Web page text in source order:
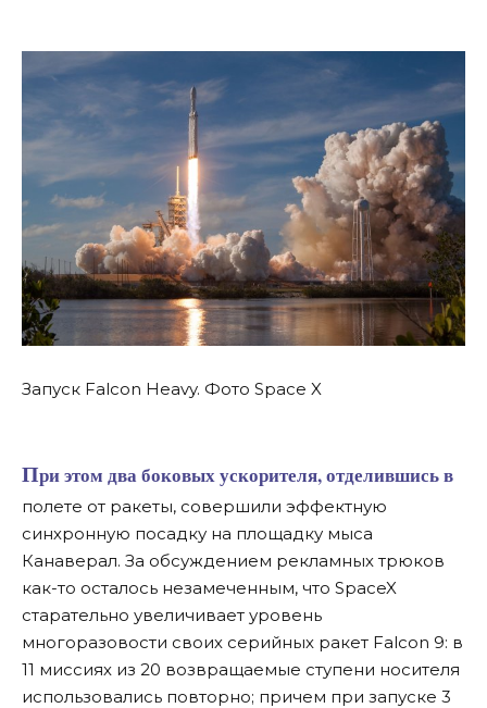
Запуск Falcon Heavy. Фото Space X
При этом два боковых ускорителя, отделившись в
полете от ракеты, совершили эффектную
синхронную посадку на площадку мыса
Канаверал. За обсуждением рекламных трюков
как-то осталось незамеченным, что SpaceX
старательно увеличивает уровень
многоразовости своих серийных ракет Falcon 9: в
11 миссиях из 20 возвращаемые ступени носителя
использовались повторно; причем при запуске 3